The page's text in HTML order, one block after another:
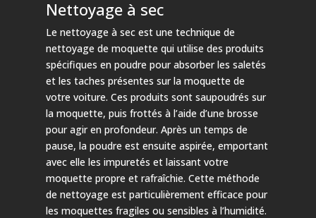
Nettoyage à sec
Le nettoyage à sec est une technique de
nettoyage de moquette qui utilise des produits
spécifiques en poudre pour absorber les saletés
et les taches présentes sur la moquette de
votre voiture. Ces produits sont saupoudrés sur
la moquette, puis frottés à l’aide d’une brosse
pour agir en profondeur. Après un temps de
pause, la poudre est ensuite aspirée, emportant
avec elle les impuretés et laissant votre
moquette propre et rafraîchie. Cette méthode
de nettoyage est particulièrement efficace pour
les moquettes fragiles ou sensibles à l’humidité.